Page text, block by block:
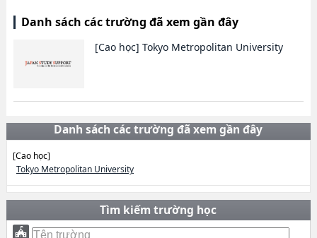
Danh sách các trường đã xem gần đây
[Cao học] Tokyo Metropolitan University
Danh sách các trường đã xem gần đây
[Cao học]
Tokyo Metropolitan University
Tìm kiếm trường học